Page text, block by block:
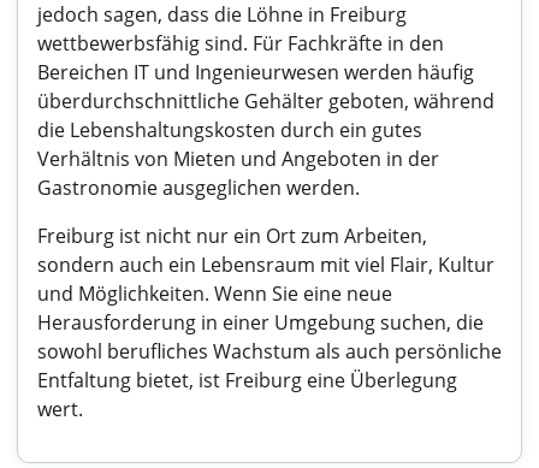
jedoch sagen, dass die Löhne in Freiburg
wettbewerbsfähig sind. Für Fachkräfte in den
Bereichen IT und Ingenieurwesen werden häufig
überdurchschnittliche Gehälter geboten, während
die Lebenshaltungskosten durch ein gutes
Verhältnis von Mieten und Angeboten in der
Gastronomie ausgeglichen werden.
Freiburg ist nicht nur ein Ort zum Arbeiten,
sondern auch ein Lebensraum mit viel Flair, Kultur
und Möglichkeiten. Wenn Sie eine neue
Herausforderung in einer Umgebung suchen, die
sowohl berufliches Wachstum als auch persönliche
Entfaltung bietet, ist Freiburg eine Überlegung
wert.